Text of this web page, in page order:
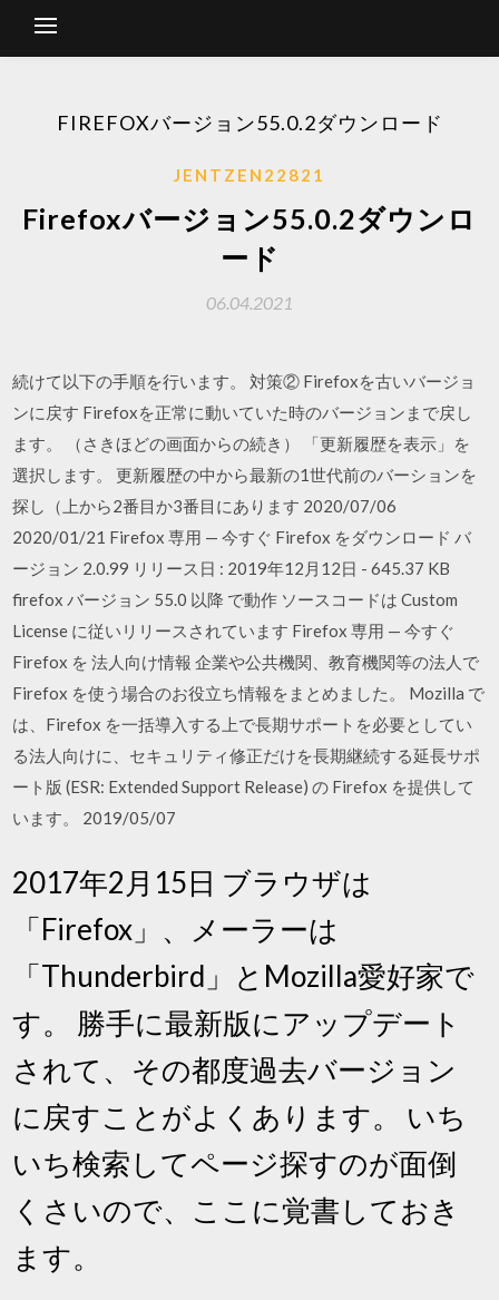
FIREFOXバージョン55.0.2ダウンロード
JENTZEN22821
Firefoxバージョン55.0.2ダウンロ
ード
06.04.2021
続けて以下の手順を行います。 対策② Firefoxを古いバージョ
ンに戻す Firefoxを正常に動いていた時のバージョンまで戻し
ます。 （さきほどの画面からの続き） 「更新履歴を表示」を
選択します。 更新履歴の中から最新の1世代前のバーションを
探し（上から2番目か3番目にあります 2020/07/06
2020/01/21 Firefox 専用 — 今すぐ Firefox をダウンロード バ
ージョン 2.0.99 リリース日 : 2019年12月12日 - 645.37 KB
firefox バージョン 55.0 以降 で動作 ソースコードは Custom
License に従いリリースされています Firefox 専用 — 今すぐ
Firefox を 法人向け情報 企業や公共機関、教育機関等の法人で
Firefox を使う場合のお役立ち情報をまとめました。 Mozilla で
は、Firefox を一括導入する上で長期サポートを必要としてい
る法人向けに、セキュリティ修正だけを長期継続する延長サポ
ート版 (ESR: Extended Support Release) の Firefox を提供して
います。 2019/05/07
2017年2月15日 ブラウザは
「Firefox」、メーラーは
「Thunderbird」とMozilla愛好家で
す。 勝手に最新版にアップデート
されて、その都度過去バージョン
に戻すことがよくあります。 いち
いち検索してページ探すのが面倒
くさいので、ここに覚書しておき
ます。